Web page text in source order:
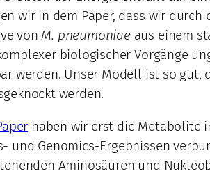
wir in dem Paper, dass wir
vonM. pneumoniaeaus einem
biologischer Vorgänge
werden. Unser Modell ist so gut,
werden.
haben wir erst die Metabolite
und Genomics-Ergebnissen
Aminosäuren und